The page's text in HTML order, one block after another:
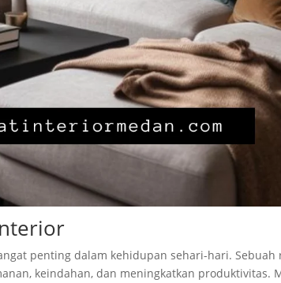
penting dalam kehidupan sehari-hari. Sebuah
keindahan, dan meningkatkan produktivitas.